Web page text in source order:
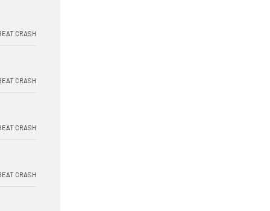
CRASH
CRASH
CRASH
CRASH